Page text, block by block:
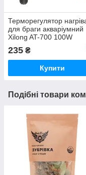
Терморегулятор
для браги акваріумний
Xilong AT-700 100W
235 ₴
Купити
Подібні товари